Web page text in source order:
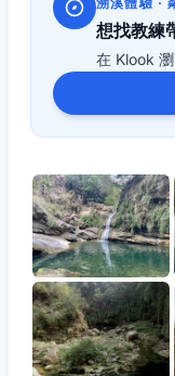
想找教練
在 Klook 瀏